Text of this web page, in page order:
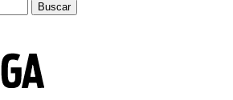
Buscar